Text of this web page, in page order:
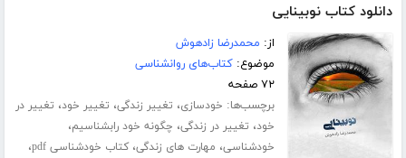
دانلود کتاب نوبینایی
از: محمدرضا زادهوش
موضوع:کتاب‌های روانشناسی
۷۲ صفحه
برچسب‌ها: خودسازی، تغییر زندگی، تغییر خود، تغییر در
خود، تغییر در زندگی، چگونه خود رابشناسیم،
خودشناسی، مهارت های زندگی،کتاب خودشناسی pdf ،